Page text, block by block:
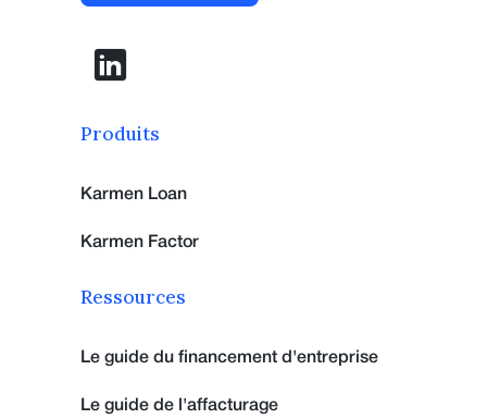
Produits
Karmen Loan
Karmen Factor
Ressources
Le guide du financement d'entreprise
Le guide de l'affacturage